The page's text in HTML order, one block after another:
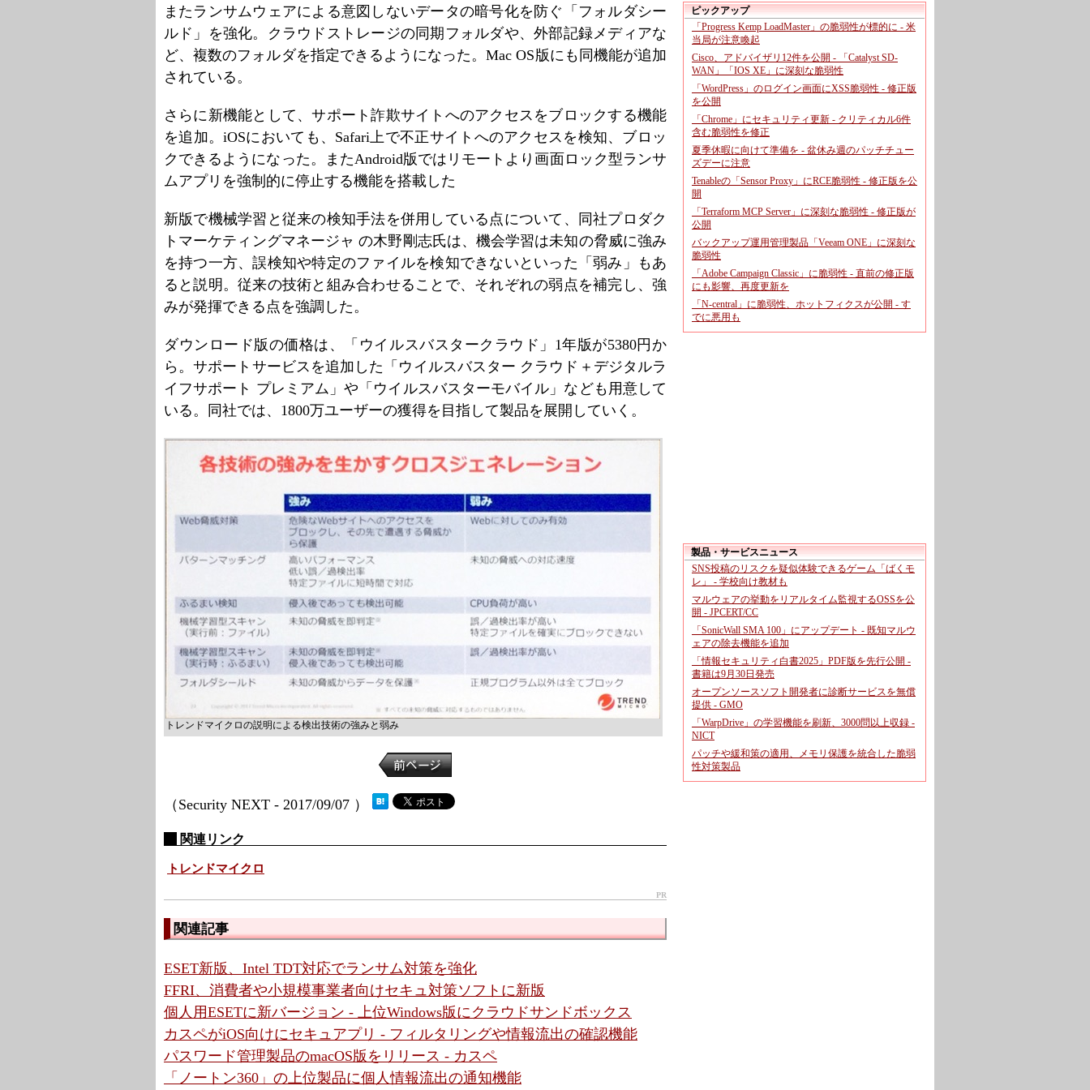
またランサムウェアによる意図しないデータの暗号化を防ぐ「フォルダシー
ルド」を強化。クラウドストレージの同期フォルダや、外部記録メディアな
ど、複数のフォルダを指定できるようになった。Mac OS版にも同機能が追加
されている。
さらに新機能として、サポート詐欺サイトへのアクセスをブロックする機能
を追加。iOSにおいても、Safari上で不正サイトへのアクセスを検知、ブロッ
クできるようになった。またAndroid版ではリモートより画面ロック型ランサ
ムアプリを強制的に停止する機能を搭載した
新版で機械学習と従来の検知手法を併用している点について、同社プロダク
トマーケティングマネージャ の木野剛志氏は、機会学習は未知の脅威に強み
を持つ一方、誤検知や特定のファイルを検知できないといった「弱み」もあ
ると説明。従来の技術と組み合わせることで、それぞれの弱点を補完し、強
みが発揮できる点を強調した。
ダウンロード版の価格は、「ウイルスバスタークラウド」1年版が5380円か
ら。サポートサービスを追加した「ウイルスバスター クラウド＋デジタルラ
イフサポート プレミアム」や「ウイルスバスターモバイル」なども用意して
いる。同社では、1800万ユーザーの獲得を目指して製品を展開していく。
トレンドマイクロの説明による検出技術の強みと弱み
（Security NEXT - 2017/09/07 ）
関連リンク
トレンドマイクロ
PR
関連記事
ESET新版、Intel TDT対応でランサム対策を強化
FFRI、消費者や小規模事業者向けセキュ対策ソフトに新版
個人用ESETに新バージョン - 上位Windows版にクラウドサンドボックス
カスペがiOS向けにセキュアプリ - フィルタリングや情報流出の確認機能
パスワード管理製品のmacOS版をリリース - カスペ
「ノートン360」の上位製品に個人情報流出の通知機能
ピックアップ
「Progress Kemp LoadMaster」の脆弱性が標的に - 米
当局が注意喚起
Cisco、アドバイザリ12件を公開 - 「Catalyst SD-
WAN」「IOS XE」に深刻な脆弱性
「WordPress」のログイン画面にXSS脆弱性 - 修正版
を公開
「Chrome」にセキュリティ更新 - クリティカル6件
含む脆弱性を修正
夏季休暇に向けて準備を - 盆休み週のパッチチュー
ズデーに注意
Tenableの「Sensor Proxy」にRCE脆弱性 - 修正版を公
開
「Terraform MCP Server」に深刻な脆弱性 - 修正版が
公開
バックアップ運用管理製品「Veeam ONE」に深刻な
脆弱性
「Adobe Campaign Classic」に脆弱性 - 直前の修正版
にも影響、再度更新を
「N-central」に脆弱性、ホットフィクスが公開 - す
でに悪用も
製品・サービスニュース
SNS投稿のリスクを疑似体験できるゲーム「ばくモ
レ」 - 学校向け教材も
マルウェアの挙動をリアルタイム監視するOSSを公
開 - JPCERT/CC
「SonicWall SMA 100」にアップデート - 既知マルウ
ェアの除去機能を追加
「情報セキュリティ白書2025」PDF版を先行公開 -
書籍は9月30日発売
オープンソースソフト開発者に診断サービスを無償
提供 - GMO
「WarpDrive」の学習機能を刷新、3000問以上収録 -
NICT
パッチや緩和策の適用、メモリ保護を統合した脆弱
性対策製品